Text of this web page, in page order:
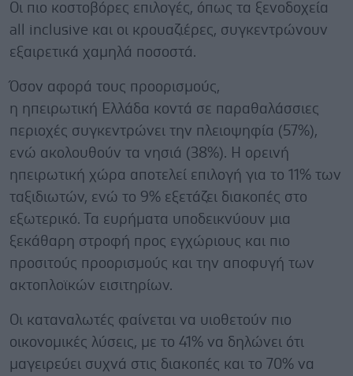
Οι πιο κοστοβόρες επιλογές, όπως τα ξενοδοχεία
all inclusive και οι κρουαζιέρες, συγκεντρώνουν
εξαιρετικά χαμηλά ποσοστά.
Όσον αφορά τους προορισμούς,
η ηπειρωτική Ελλάδα κοντά σε παραθαλάσσιες
περιοχές συγκεντρώνει την πλειοψηφία (57%),
ενώ ακολουθούν τα νησιά (38%). Η ορεινή
ηπειρωτική χώρα αποτελεί επιλογή για το 11% των
ταξιδιωτών, ενώ το 9% εξετάζει διακοπές στο
εξωτερικό. Τα ευρήματα υποδεικνύουν μια
ξεκάθαρη στροφή προς εγχώριους και πιο
προσιτούς προορισμούς και την αποφυγή των
ακτοπλοϊκών εισιτηρίων.
Οι καταναλωτές φαίνεται να υιοθετούν πιο
οικονομικές λύσεις, με το 41% να δηλώνει ότι
μαγειρεύει συχνά στις διακοπές και το 70% να